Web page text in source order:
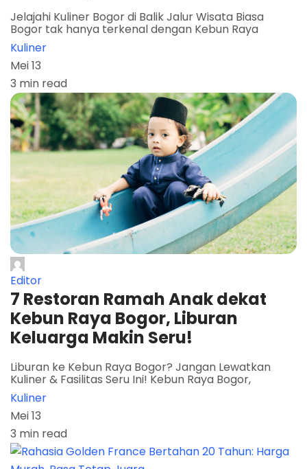
Jelajahi Kuliner Bogor di Balik Jalur Wisata Biasa
Bogor tak hanya terkenal dengan Kebun Raya
Kuliner
Mei 13
3 min read
Editor
7 Restoran Ramah Anak dekat
Kebun Raya Bogor, Liburan
Keluarga Makin Seru!
Liburan ke Kebun Raya Bogor? Jangan Lewatkan
Kuliner & Fasilitas Seru Ini! Kebun Raya Bogor,
Kuliner
Mei 13
3 min read